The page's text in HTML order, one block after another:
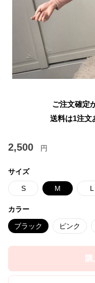
ご注文確定
送料は1注文
2,500 円
サイズ
S M L
カラー
ブラック ピンク